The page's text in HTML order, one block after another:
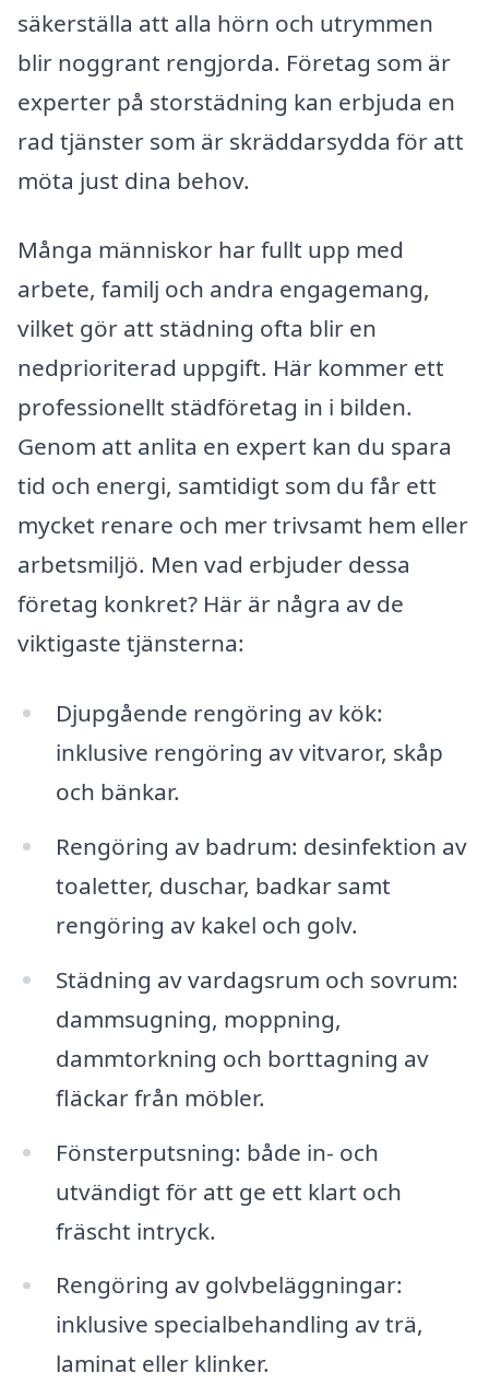
säkerställa att alla hörn och utrymmen
blir noggrant rengjorda. Företag som är
experter på storstädning kan erbjuda en
rad tjänster som är skräddarsydda för att
möta just dina behov.
Många människor har fullt upp med
arbete, familj och andra engagemang,
vilket gör att städning ofta blir en
nedprioriterad uppgift. Här kommer ett
professionellt städföretag in i bilden.
Genom att anlita en expert kan du spara
tid och energi, samtidigt som du får ett
mycket renare och mer trivsamt hem eller
arbetsmiljö. Men vad erbjuder dessa
företag konkret? Här är några av de
viktigaste tjänsterna:
Djupgående rengöring av kök:
inklusive rengöring av vitvaror, skåp
och bänkar.
Rengöring av badrum: desinfektion av
toaletter, duschar, badkar samt
rengöring av kakel och golv.
Städning av vardagsrum och sovrum:
dammsugning, moppning,
dammtorkning och borttagning av
fläckar från möbler.
Fönsterputsning: både in- och
utvändigt för att ge ett klart och
fräscht intryck.
Rengöring av golvbeläggningar:
inklusive specialbehandling av trä,
laminat eller klinker.